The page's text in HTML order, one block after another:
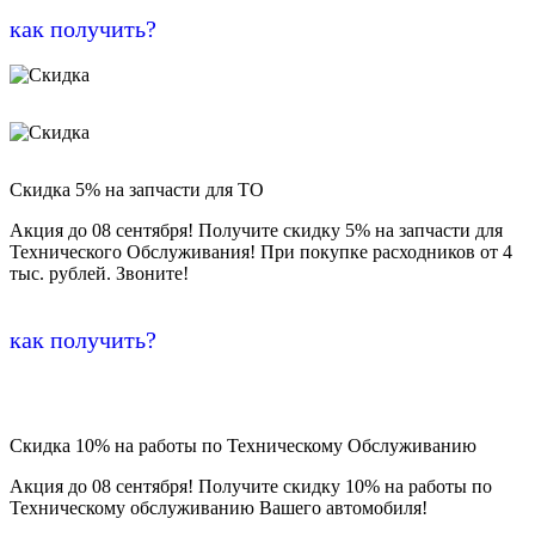
как получить?
Скидка 5% на запчасти для ТО
Акция до 08 сентября! Получите скидку 5% на запчасти для
Технического Обслуживания! При покупке расходников от 4
тыс. рублей. Звоните!
как получить?
Скидка 10% на работы по Техническому Обслуживанию
Акция до 08 сентября! Получите скидку 10% на работы по
Техническому обслуживанию Вашего автомобиля!